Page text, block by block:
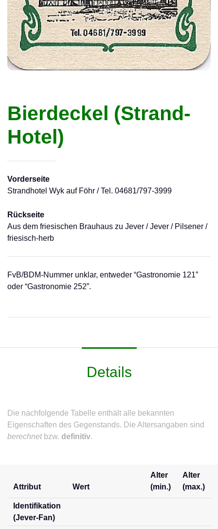
Bierdeckel (Strand-
Hotel)
Vorderseite
Strandhotel Wyk auf Föhr / Tel. 04681/797-3999
Rückseite
Aus dem friesischen Brauhaus zu Jever / Jever / Pilsener /
friesisch-herb
FvB/BDM-Nummer unklar, entweder “Gastronomie 121”
oder “Gastronomie 252”.
Details
Die nachfolgende Tabelle enthält alle bekannten
Eigenschaften des Gegenstands. Die Altersangaben sind
berechnetbzw. definitiv.
Attribut Wert
Alter
(min.)
Alter
(max.)
Identifikation
(Jever-Fan)